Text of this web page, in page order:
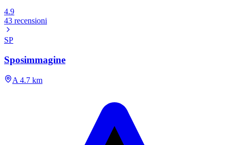
4.9
43 recensioni
SP
Sposimmagine
A 4.7 km